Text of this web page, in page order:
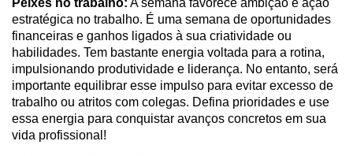
Peixes no trabalho: A semana favorece ambição e ação
estratégica no trabalho. É uma semana de oportunidades
financeiras e ganhos ligados à sua criatividade ou
habilidades. Tem bastante energia voltada para a rotina,
impulsionando produtividade e liderança. No entanto, será
importante equilibrar esse impulso para evitar excesso de
trabalho ou atritos com colegas. Defina prioridades e use
essa energia para conquistar avanços concretos em sua
vida profissional!